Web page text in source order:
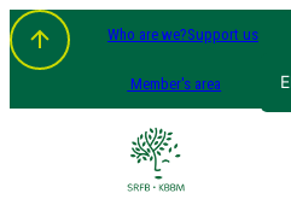
Skip
to
content
Who are we?Support us
Member's area